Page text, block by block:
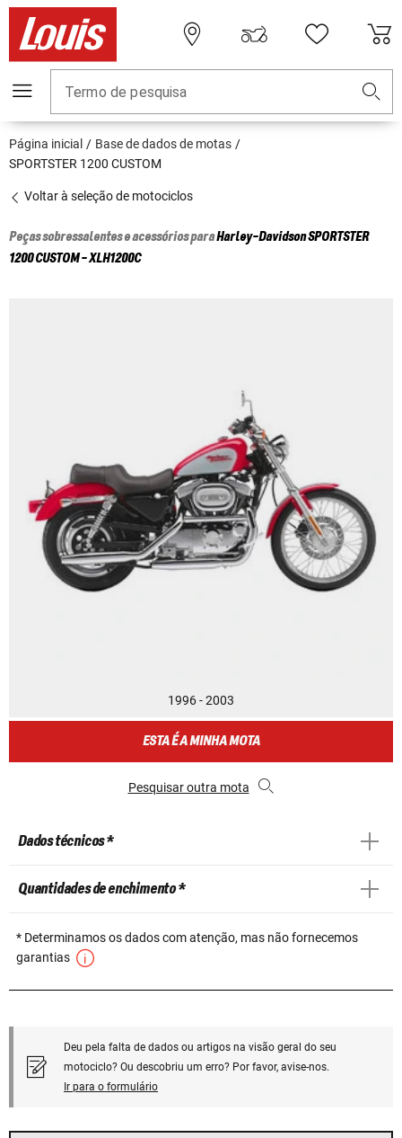
Termo de pesquisa
Página inicial
Base de dados de motas
SPORTSTER 1200 CUSTOM
Voltar à seleção de motociclos
Peças sobressalentes e acessórios paraHarley-DavidsonSPORTSTER
1200 CUSTOM - XLH1200C
1996 - 2003
ESTA É A MINHA MOTA
Pesquisar outra mota
Dados técnicos *
Quantidades de enchimento *
* Determinamos os dados com atenção, mas não fornecemos
garantias
Deu pela falta de dados ou artigos na visão geral do seu
motociclo? Ou descobriu um erro? Por favor, avise-nos.
Ir para o formulário